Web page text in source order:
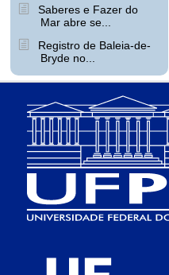
Saberes e Fazer do
Mar abre se...
Registro de Baleia-de-
Bryde no...